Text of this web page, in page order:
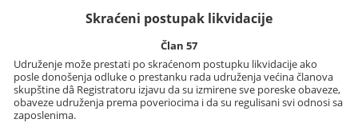
Skraćeni postupak likvidacije
Član 57
Udruženje može prestati po skraćenom postupku likvidacije ako
posle donošenja odluke o prestanku rada udruženja većina članova
skupštine dâ Registratoru izjavu da su izmirene sve poreske obaveze,
obaveze udruženja prema poveriocima i da su regulisani svi odnosi sa
zaposlenima.